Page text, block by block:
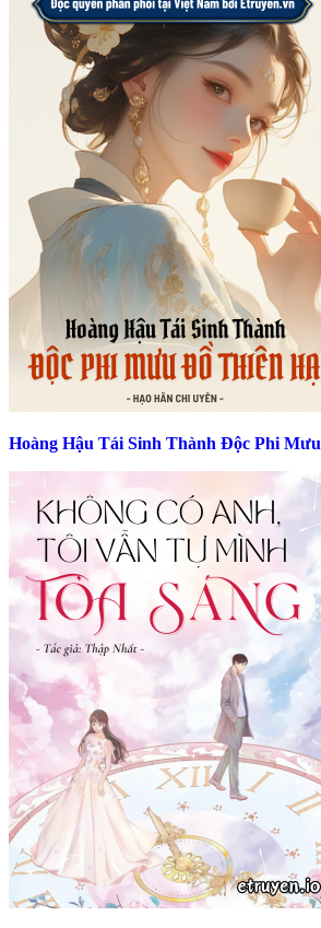
Hoàng Hậu Tái Sinh Thành Độc Phi